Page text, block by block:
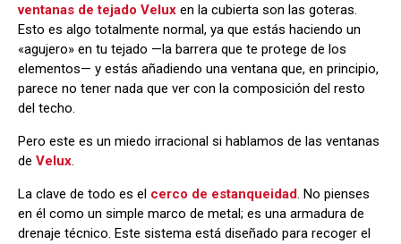
ventanas de tejado Velux en la cubierta son las goteras.
Esto es algo totalmente normal, ya que estás haciendo un
«agujero» en tu tejado —la barrera que te protege de los
elementos— y estás añadiendo una ventana que, en principio,
parece no tener nada que ver con la composición del resto
del techo.
Pero este es un miedo irracional si hablamos de las ventanas
de Velux.
La clave de todo es el cerco de estanqueidad. No pienses
en él como un simple marco de metal; es una armadura de
drenaje técnico. Este sistema está diseñado para recoger el